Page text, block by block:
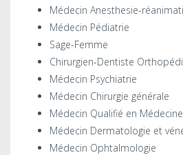
Médecin Anesthesie-
Médecin Pédiatrie
Sage-Femme
Chirurgien-Dentiste
Médecin Psychiatrie
Médecin Chirurgie générale
Médecin Qualifié en
Médecin Dermatologie et
Médecin Ophtalmologie